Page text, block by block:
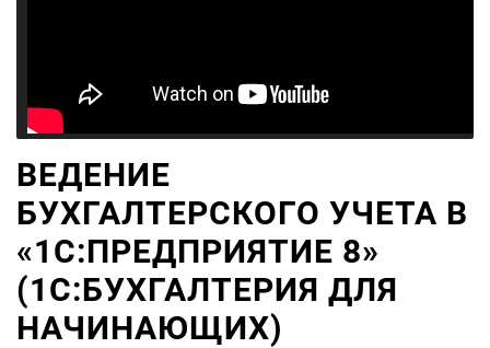
ВЕДЕНИЕ
БУХГАЛТЕРСКОГО УЧЕТА В
«1С:ПРЕДПРИЯТИЕ 8»
(1С:БУХГАЛТЕРИЯ ДЛЯ
НАЧИНАЮЩИХ)